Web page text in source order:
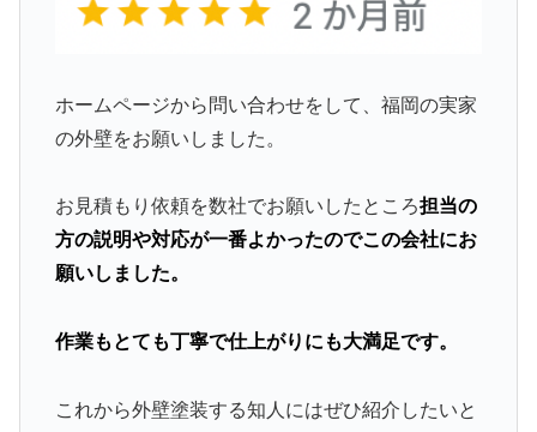
ホームページから問い合わせをして、福岡の実家
の外壁をお願いしました。
お見積もり依頼を数社でお願いしたところ担当の
方の説明や対応が一番よかったのでこの会社にお
願いしました。
作業もとても丁寧で仕上がりにも大満足です。
これから外壁塗装する知人にはぜひ紹介したいと